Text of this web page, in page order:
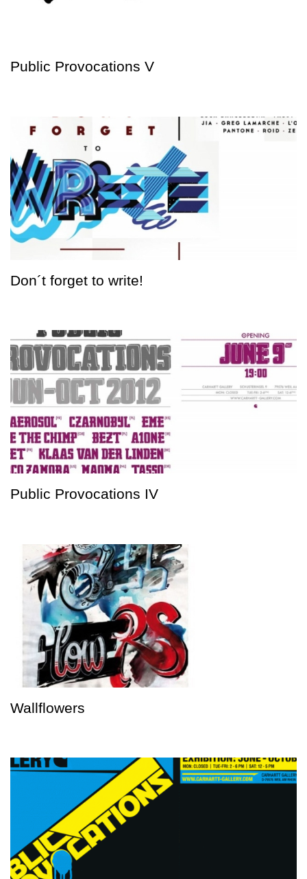
Public Provocations V
Don´t forget to write!
Public Provocations IV
Wallflowers